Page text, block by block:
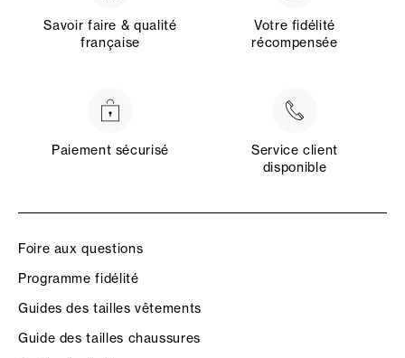
Savoir faire & qualité
française
Votre fidélité
récompensée
Paiement sécurisé
Service client
disponible
Foire aux questions
Programme fidélité
Guides des tailles vêtements
Guide des tailles chaussures